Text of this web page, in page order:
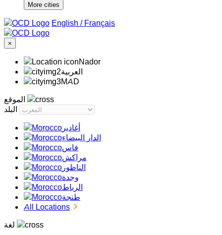
More cities
/ Français
×
Nador
‏العربية‏
MAD
أغادير
الدار البيضاء
فاس
مراكش
الناظور
وجدة
الرباط
طنجة
All Locations